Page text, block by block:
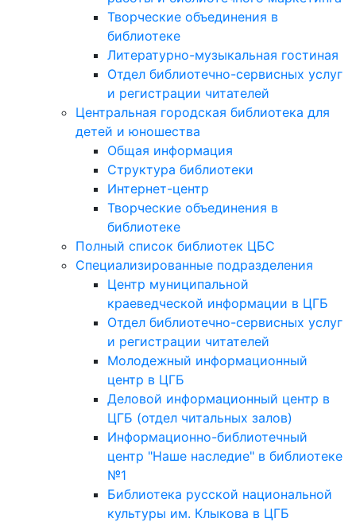
Творческие объединения в
библиотеке
Литературно-музыкальная гостиная
Отдел библиотечно-сервисных услуг
и регистрации читателей
Центральная городская библиотека для
детей и юношества
Общая информация
Структура библиотеки
Интернет-центр
Творческие объединения в
библиотеке
Полный список библиотек ЦБС
Специализированные подразделения
Центр муниципальной
краеведческой информации в ЦГБ
Отдел библиотечно-сервисных услуг
и регистрации читателей
Молодежный информационный
центр в ЦГБ
Деловой информационный центр в
ЦГБ (отдел читальных залов)
Информационно-библиотечный
центр "Наше наследие" в библиотеке
№1
Библиотека русской национальной
культуры им. Клыкова в ЦГБ